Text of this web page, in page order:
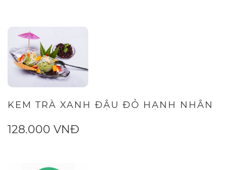
KEM TRÀ XANH ĐẬU ĐỎ HẠNH NHÂN
128.000 VNĐ